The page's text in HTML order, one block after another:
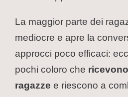
La maggior parte dei
mediocre e apre la
approcci poco efficaci:
pochi coloro che
ragazze e riescono a